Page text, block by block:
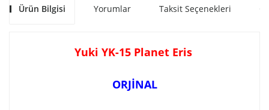
Ürün Bilgisi Yorumlar Taksit Seçenekleri
Yuki YK-15 Planet Eris
ORJİNAL